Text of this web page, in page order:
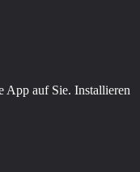
App auf Sie. Installieren